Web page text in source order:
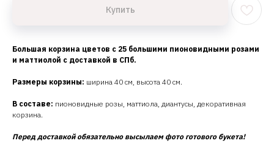
Купить
Большая корзина цветов с 25 большими пионовидными розами
и маттиолой с доставкой в СПб.
Размеры корзины: ширина 40 см, высота 40 см.
В составе: пионовидные розы, маттиола, диантусы, декоративная
корзина.
Перед доставкой обязательно высылаем фото готового букета!